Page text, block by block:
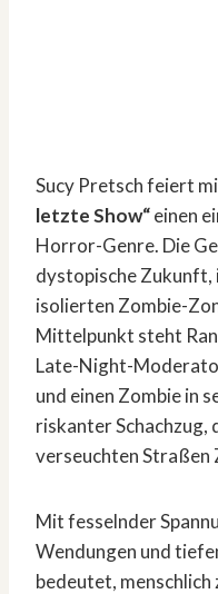
Sucy Pretsch feiert
letzte Show“einen
Horror-Genre. Die
dystopische Zukunft,
isolierten Zombie-
Mittelpunkt steht
Late-Night-
und einen Zombie in
riskanter Schachzug,
verseuchten Straßen
Mit fesselnder
Wendungen und
bedeutet, menschlich